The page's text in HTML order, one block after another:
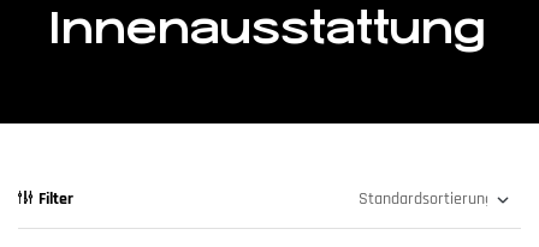
Innenausstattung
Filter